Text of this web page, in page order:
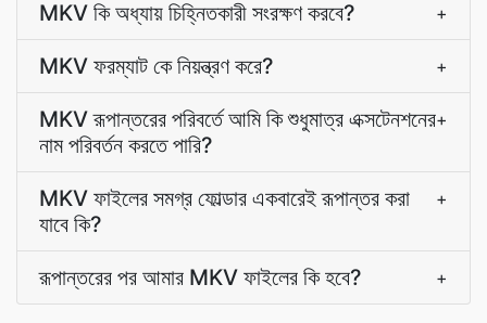
MKV কি অধ্যায় চিহ্নিতকারী সংরক্ষণ করবে? +
MKV ফরম্যাট কে নিয়ন্ত্রণ করে? +
MKV রূপান্তরের পরিবর্তে আমি কি শুধুমাত্র এক্সটেনশনের
নাম পরিবর্তন করতে পারি?
+
MKV ফাইলের সমগ্র ফোল্ডার একবারেই রূপান্তর করা
যাবে কি?
+
রূপান্তরের পর আমার MKV ফাইলের কি হবে? +